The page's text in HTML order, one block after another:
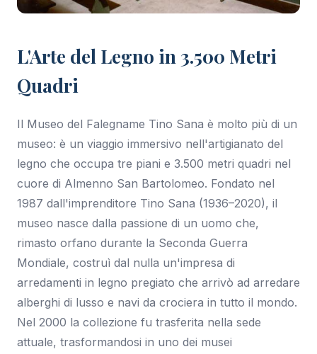
L'Arte del Legno in 3.500 Metri
Quadri
Il Museo del Falegname Tino Sana è molto più di un
museo: è un viaggio immersivo nell'artigianato del
legno che occupa tre piani e 3.500 metri quadri nel
cuore di Almenno San Bartolomeo. Fondato nel
1987 dall'imprenditore Tino Sana (1936–2020), il
museo nasce dalla passione di un uomo che,
rimasto orfano durante la Seconda Guerra
Mondiale, costruì dal nulla un'impresa di
arredamenti in legno pregiato che arrivò ad arredare
alberghi di lusso e navi da crociera in tutto il mondo.
Nel 2000 la collezione fu trasferita nella sede
attuale, trasformandosi in uno dei musei